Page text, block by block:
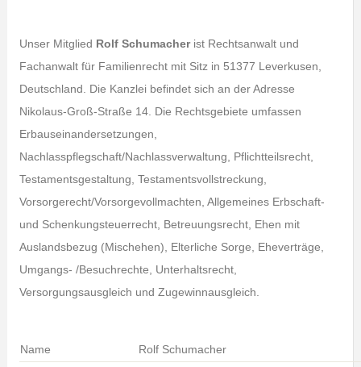
Unser Mitglied Rolf Schumacherist Rechtsanwalt und
Fachanwalt für Familienrecht mit Sitz in 51377 Leverkusen,
Deutschland. Die Kanzlei befindet sich an der Adresse
Nikolaus-Groß-Straße 14. Die Rechtsgebiete umfassen
Erbauseinandersetzungen,
Nachlasspflegschaft/Nachlassverwaltung, Pflichtteilsrecht,
Testamentsgestaltung, Testamentsvollstreckung,
Vorsorgerecht/Vorsorgevollmachten, Allgemeines Erbschaft-
und Schenkungsteuerrecht, Betreuungsrecht, Ehen mit
Auslandsbezug (Mischehen), Elterliche Sorge, Eheverträge,
Umgangs- /Besuchrechte, Unterhaltsrecht,
Versorgungsausgleich und Zugewinnausgleich.
Name
Rolf Schumacher